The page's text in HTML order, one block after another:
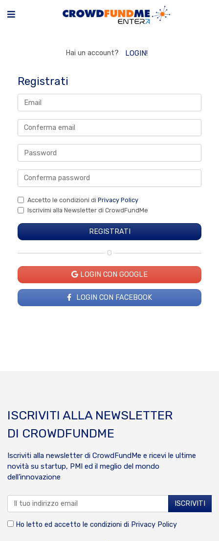
Hai un account? LOGIN!
Registrati
Accetto le condizioni di Privacy Policy
Iscrivimi alla Newsletter di CrowdFundMe
O
LOGIN CON GOOGLE
LOGIN CON FACEBOOK
ISCRIVITI ALLA NEWSLETTER
DI CROWDFUNDME
Iscriviti alla newsletter di CrowdFundMe e ricevi le ultime
novità su startup, PMI ed il meglio del mondo
dell’innovazione
Ho letto ed accetto le condizioni di Privacy Policy